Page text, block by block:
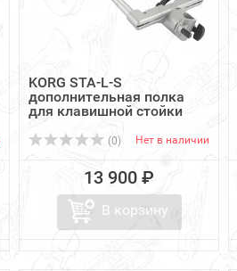
KORG STA-L-S
дополнительная полка
для клавишной стойки
ST...
(0) Нет в наличии
13 900 ₽
В корзину